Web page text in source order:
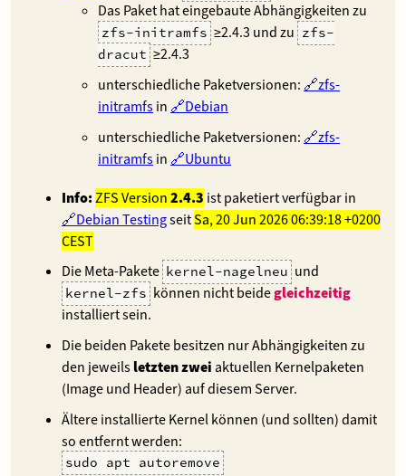
Das Paket hat eingebaute Abhängigkeiten zu
zfs-initramfs ≥2.4.3 und zu zfs-
dracut ≥2.4.3
unterschiedliche Paketversionen:
zfs-
initramfsin
Debian
unterschiedliche Paketversionen:
zfs-
initramfsin Ubuntu
Info:ZFS Version2.4.3 ist paketiert verfügbar in
Debian TestingseitSa, 20 Jun 2026 06:39:18 +0200
CEST
Die Meta-Pakete kernel-nagelneu und
kernel-zfs können nicht beidegleichzeitig
installiert sein.
Die beiden Pakete besitzen nur Abhängigkeiten zu
den jeweilsletzten zweiaktuellen Kernelpaketen
(Image und Header) auf diesem Server.
Ältere installierte Kernel können (und sollten) damit
so entfernt werden:
sudo apt autoremove